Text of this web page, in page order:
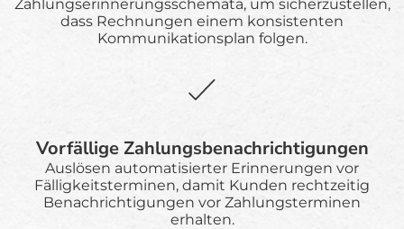
Zahlungserinnerungsschemata, um sicherzustellen,
dass Rechnungen einem konsistenten
Kommunikationsplan folgen.
Vorfällige Zahlungsbenachrichtigungen
Auslösen automatisierter Erinnerungen vor
Fälligkeitsterminen, damit Kunden rechtzeitig
Benachrichtigungen vor Zahlungsterminen
erhalten.